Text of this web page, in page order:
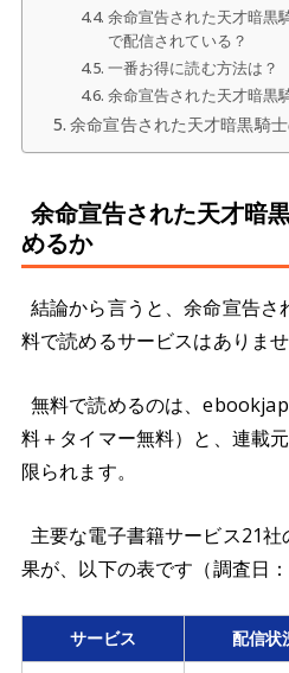
余命宣告された天才暗黒
で配信されている？
一番お得に読む方法は？
余命宣告された天才暗黒
余命宣告された天才暗黒騎
余命宣告された天才暗
めるか
結論から言うと、余命宣告
料で読めるサービスはありませ
無料で読めるのは、
料＋タイマー無料）と、連載
限られます。
主要な電子書籍サービス21
果が、以下の表です（調査日
サービス 配信状